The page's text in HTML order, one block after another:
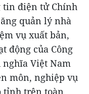
tin điện tử Chính
quản lý nhà
vụ xuất bản,
động của Công
nghĩa Việt Nam
môn, nghiệp vụ